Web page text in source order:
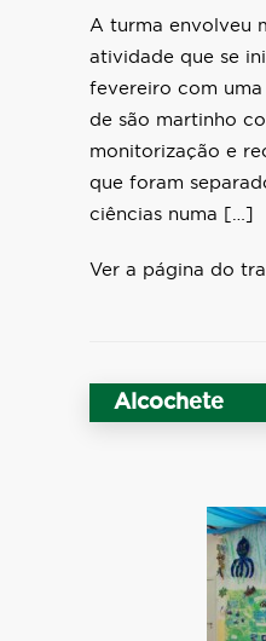
A turma envolveu
atividade que se
fevereiro com uma
de são martinho
monitorização e
que foram
ciências numa […]
Ver a página do
Alcochete